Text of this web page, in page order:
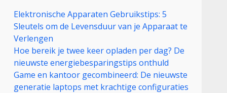
Elektronische Apparaten Gebruikstips: 5
Sleutels om de Levensduur van je Apparaat te
Verlengen
Hoe bereik je twee keer opladen per dag? De
nieuwste energiebesparingstips onthuld
Game en kantoor gecombineerd: De nieuwste
generatie laptops met krachtige configuraties